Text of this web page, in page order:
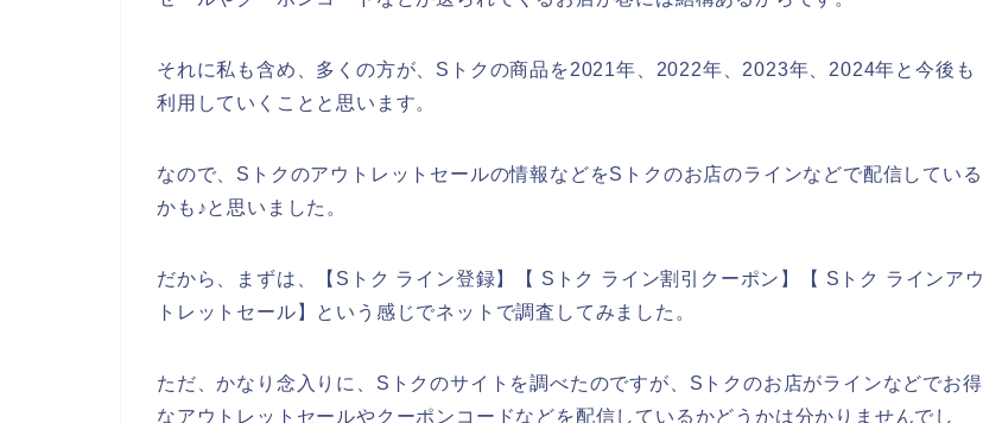
それに私も含め、多くの方が、Sトクの商品を2021年、2022年、2023年、2024年と今後も
利用していくことと思います。
なので、Sトクのアウトレットセールの情報などをSトクのお店のラインなどで配信している
かも♪と思いました。
だから、まずは、【Sトク ライン登録】【 Sトク ライン割引クーポン】【 Sトク ラインアウ
トレットセール】という感じでネットで調査してみました。
ただ、かなり念入りに、Sトクのサイトを調べたのですが、Sトクのお店がラインなどでお得
なアウトレットセールやクーポンコードなどを配信しているかどうかは分かりませんでし